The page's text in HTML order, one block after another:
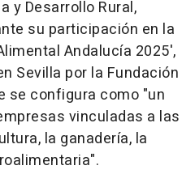
y Desarrollo Rural,
su participación en la
Andalucía 2025',
Sevilla por la Fundación
se configura como "un
vinculadas a las
la ganadería, la